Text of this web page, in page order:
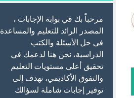
مرحباً بك في بوابة الإجابات ،
المصدر الرائد للتعليم والمساعدة
في حل الأسئلة والكتب
الدراسية، نحن هنا لدعمك في
تحقيق أعلى مستويات التعليم
والتفوق الأكاديمي، نهدف إلى
توفير إجابات شاملة لسؤالك